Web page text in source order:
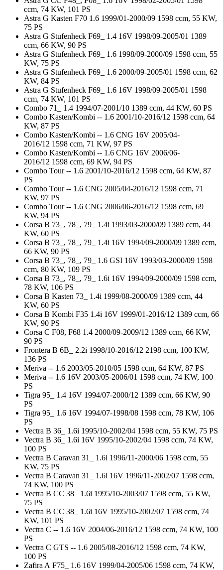
ccm, 74 KW, 101 PS
Astra G Kasten F70 1.6 1999/01-2000/09 1598 ccm, 55 KW,
75 PS
Astra G Stufenheck F69_ 1.4 16V 1998/09-2005/01 1389
ccm, 66 KW, 90 PS
Astra G Stufenheck F69_ 1.6 1998/09-2000/09 1598 ccm, 55
KW, 75 PS
Astra G Stufenheck F69_ 1.6 2000/09-2005/01 1598 ccm, 62
KW, 84 PS
Astra G Stufenheck F69_ 1.6 16V 1998/09-2005/01 1598
ccm, 74 KW, 101 PS
Combo 71_ 1.4 1994/07-2001/10 1389 ccm, 44 KW, 60 PS
Combo Kasten/Kombi -- 1.6 2001/10-2016/12 1598 ccm, 64
KW, 87 PS
Combo Kasten/Kombi -- 1.6 CNG 16V 2005/04-
2016/12 1598 ccm, 71 KW, 97 PS
Combo Kasten/Kombi -- 1.6 CNG 16V 2006/06-
2016/12 1598 ccm, 69 KW, 94 PS
Combo Tour -- 1.6 2001/10-2016/12 1598 ccm, 64 KW, 87
PS
Combo Tour -- 1.6 CNG 2005/04-2016/12 1598 ccm, 71
KW, 97 PS
Combo Tour -- 1.6 CNG 2006/06-2016/12 1598 ccm, 69
KW, 94 PS
Corsa B 73_, 78_, 79_ 1.4i 1993/03-2000/09 1389 ccm, 44
KW, 60 PS
Corsa B 73_, 78_, 79_ 1.4i 16V 1994/09-2000/09 1389 ccm,
66 KW, 90 PS
Corsa B 73_, 78_, 79_ 1.6 GSI 16V 1993/03-2000/09 1598
ccm, 80 KW, 109 PS
Corsa B 73_, 78_, 79_ 1.6i 16V 1994/09-2000/09 1598 ccm,
78 KW, 106 PS
Corsa B Kasten 73_ 1.4i 1999/08-2000/09 1389 ccm, 44
KW, 60 PS
Corsa B Kombi F35 1.4i 16V 1999/01-2016/12 1389 ccm, 66
KW, 90 PS
Corsa C F08, F68 1.4 2000/09-2009/12 1389 ccm, 66 KW,
90 PS
Frontera B 6B_ 2.2i 1998/10-2016/12 2198 ccm, 100 KW,
136 PS
Meriva -- 1.6 2003/05-2010/05 1598 ccm, 64 KW, 87 PS
Meriva -- 1.6 16V 2003/05-2006/01 1598 ccm, 74 KW, 100
PS
Tigra 95_ 1.4 16V 1994/07-2000/12 1389 ccm, 66 KW, 90
PS
Tigra 95_ 1.6 16V 1994/07-1998/08 1598 ccm, 78 KW, 106
PS
Vectra B 36_ 1.6i 1995/10-2002/04 1598 ccm, 55 KW, 75 PS
Vectra B 36_ 1.6i 16V 1995/10-2002/04 1598 ccm, 74 KW,
100 PS
Vectra B Caravan 31_ 1.6i 1996/11-2000/06 1598 ccm, 55
KW, 75 PS
Vectra B Caravan 31_ 1.6i 16V 1996/11-2002/07 1598 ccm,
74 KW, 100 PS
Vectra B CC 38_ 1.6i 1995/10-2003/07 1598 ccm, 55 KW,
75 PS
Vectra B CC 38_ 1.6i 16V 1995/10-2002/07 1598 ccm, 74
KW, 101 PS
Vectra C -- 1.6 16V 2004/06-2016/12 1598 ccm, 74 KW, 100
PS
Vectra C GTS -- 1.6 2005/08-2016/12 1598 ccm, 74 KW,
100 PS
Zafira A F75_ 1.6 16V 1999/04-2005/06 1598 ccm, 74 KW,